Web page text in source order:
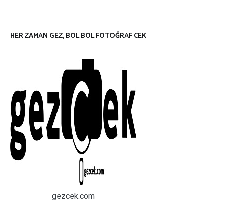
HER ZAMAN GEZ, BOL BOL FOTOĞRAF CEK
gezcek.com